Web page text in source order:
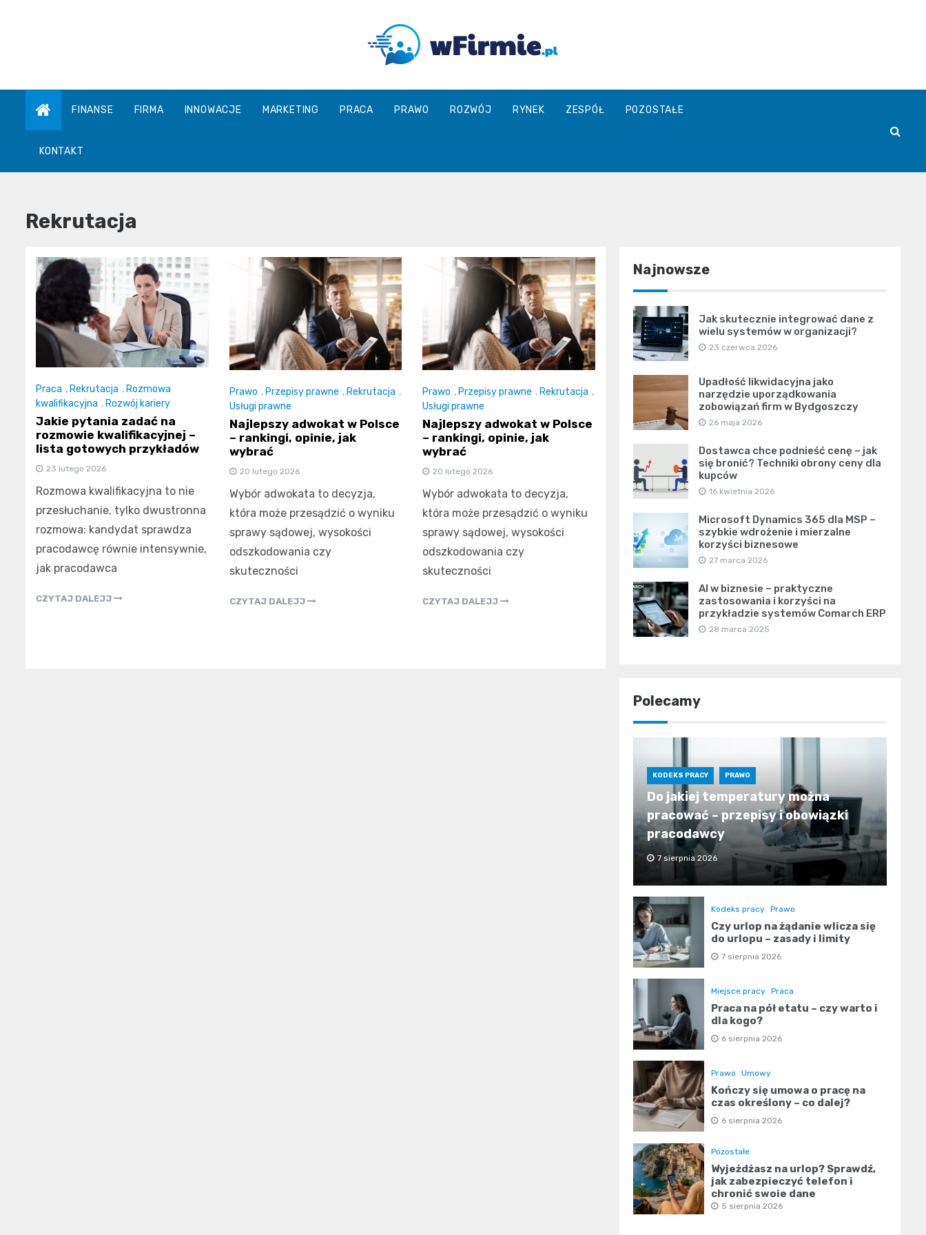
Wfirmie.pl
FINANSE FIRMA INNOWACJE MARKETING PRACA PRAWO ROZWÓJ RYNEK ZESPÓŁ POZOSTAŁE
KONTAKT
Rekrutacja
Praca , Rekrutacja , Rozmowa
kwalifikacyjna , Rozwój kariery
Jakie pytania zadać na
rozmowie kwalifikacyjnej –
lista gotowych przykładów
23 lutego 2026
Rozmowa kwalifikacyjna to nie
przesłuchanie, tylko dwustronna
rozmowa: kandydat sprawdza
pracodawcę równie intensywnie,
jak pracodawca
CZYTAJ DALEJJ
Prawo , Przepisy prawne , Rekrutacja ,
Usługi prawne
Najlepszy adwokat w Polsce
– rankingi, opinie, jak
wybrać
20 lutego 2026
Wybór adwokata to decyzja,
która może przesądzić o wyniku
sprawy sądowej, wysokości
odszkodowania czy
skuteczności
CZYTAJ DALEJJ
Prawo , Przepisy prawne , Rekrutacja ,
Usługi prawne
Najlepszy adwokat w Polsce
– rankingi, opinie, jak
wybrać
20 lutego 2026
Wybór adwokata to decyzja,
która może przesądzić o wyniku
sprawy sądowej, wysokości
odszkodowania czy
skuteczności
CZYTAJ DALEJJ
Najnowsze
Jak skutecznie integrować dane z
wielu systemów w organizacji?
23 czerwca 2026
Upadłość likwidacyjna jako
narzędzie uporządkowania
zobowiązań firm w Bydgoszczy
26 maja 2026
Dostawca chce podnieść cenę – jak
się bronić? Techniki obrony ceny dla
kupców
16 kwietnia 2026
Microsoft Dynamics 365 dla MSP –
szybkie wdrożenie i mierzalne
korzyści biznesowe
27 marca 2026
AI w biznesie – praktyczne
zastosowania i korzyści na
przykładzie systemów Comarch ERP
28 marca 2025
Polecamy
KODEKS PRACY PRAWO
Do jakiej temperatury można
pracować – przepisy i obowiązki
pracodawcy
7 sierpnia 2026
Kodeks pracy Prawo
Czy urlop na żądanie wlicza się
do urlopu – zasady i limity
7 sierpnia 2026
Miejsce pracy Praca
Praca na pół etatu – czy warto i
dla kogo?
6 sierpnia 2026
Prawo Umowy
Kończy się umowa o pracę na
czas określony – co dalej?
6 sierpnia 2026
Pozostałe
Wyjeżdżasz na urlop? Sprawdź,
jak zabezpieczyć telefon i
chronić swoje dane
5 sierpnia 2026